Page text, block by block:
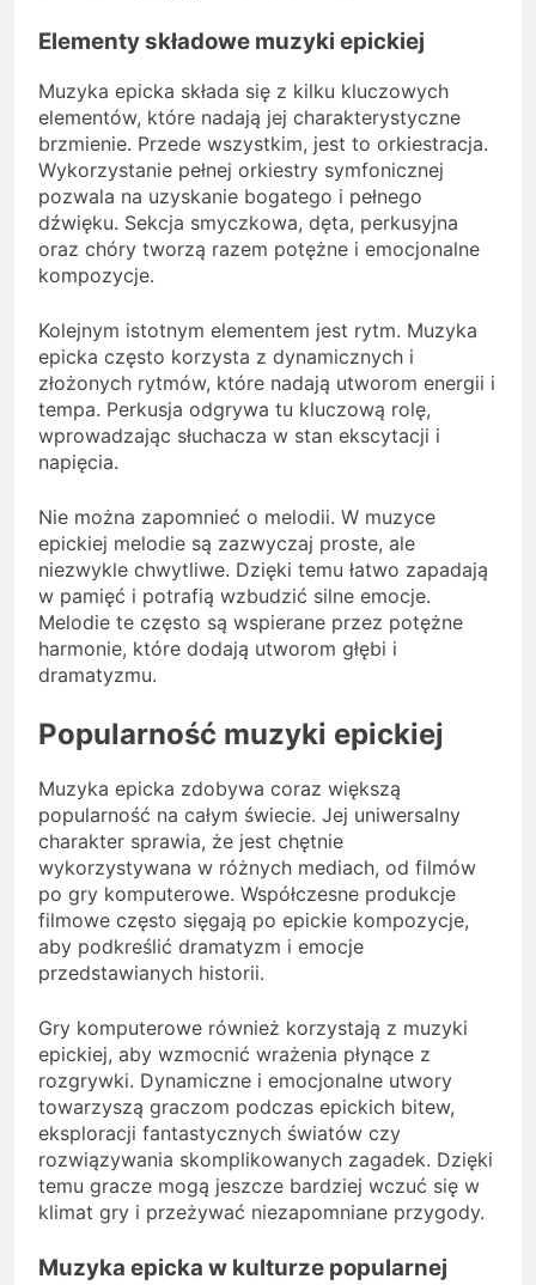
Elementy składowe muzyki epickiej
Muzyka epicka składa się z kilku kluczowych
elementów, które nadają jej charakterystyczne
brzmienie. Przede wszystkim, jest to orkiestracja.
Wykorzystanie pełnej orkiestry symfonicznej
pozwala na uzyskanie bogatego i pełnego
dźwięku. Sekcja smyczkowa, dęta, perkusyjna
oraz chóry tworzą razem potężne i emocjonalne
kompozycje.
Kolejnym istotnym elementem jest rytm. Muzyka
epicka często korzysta z dynamicznych i
złożonych rytmów, które nadają utworom energii i
tempa. Perkusja odgrywa tu kluczową rolę,
wprowadzając słuchacza w stan ekscytacji i
napięcia.
Nie można zapomnieć o melodii. W muzyce
epickiej melodie są zazwyczaj proste, ale
niezwykle chwytliwe. Dzięki temu łatwo zapadają
w pamięć i potrafią wzbudzić silne emocje.
Melodie te często są wspierane przez potężne
harmonie, które dodają utworom głębi i
dramatyzmu.
Popularność muzyki epickiej
Muzyka epicka zdobywa coraz większą
popularność na całym świecie. Jej uniwersalny
charakter sprawia, że jest chętnie
wykorzystywana w różnych mediach, od filmów
po gry komputerowe. Współczesne produkcje
filmowe często sięgają po epickie kompozycje,
aby podkreślić dramatyzm i emocje
przedstawianych historii.
Gry komputerowe również korzystają z muzyki
epickiej, aby wzmocnić wrażenia płynące z
rozgrywki. Dynamiczne i emocjonalne utwory
towarzyszą graczom podczas epickich bitew,
eksploracji fantastycznych światów czy
rozwiązywania skomplikowanych zagadek. Dzięki
temu gracze mogą jeszcze bardziej wczuć się w
klimat gry i przeżywać niezapomniane przygody.
Muzyka epicka w kulturze popularnej